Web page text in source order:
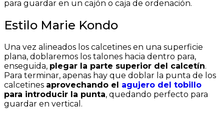
para guardar en un cajón o caja de ordenación.
Estilo Marie Kondo
Una vez alineados los calcetines en una superficie
plana, doblaremos los talones hacia dentro para,
enseguida, plegar la parte superior del calcetín.
Para terminar, apenas hay que doblar la punta de los
calcetines aprovechando el agujero del tobillo
para introducir la punta, quedando perfecto para
guardar en vertical.